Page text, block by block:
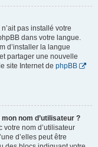
pas installé votre
dans votre langue.
d’installer la langue
partager une nouvelle
site Internet de phpBB
nom d’utilisateur ?
votre nom d’utilisateur
d’elles peut être